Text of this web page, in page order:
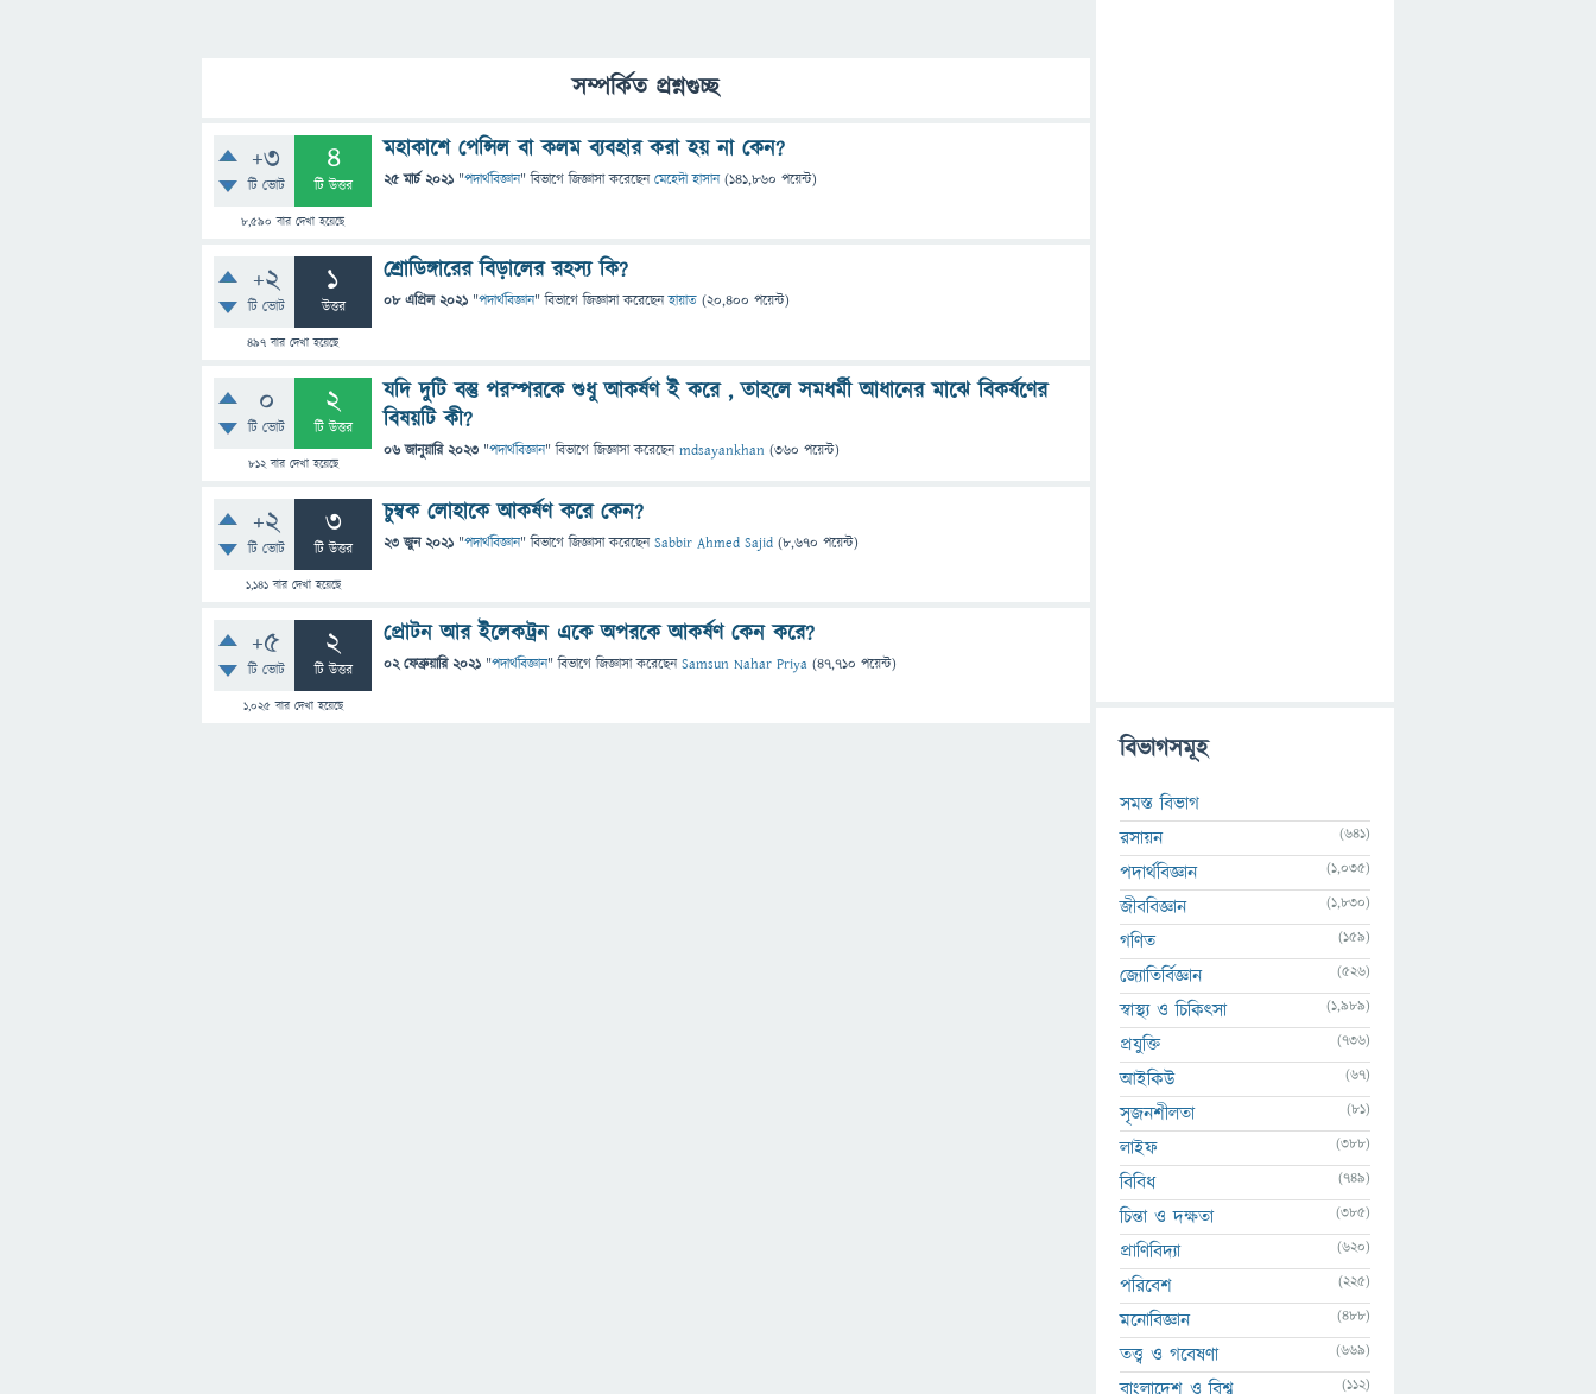
সম্পর্কিত প্রশ্নগুচ্ছ
+3
টি ভোট
4
টি উত্তর
8,590 বার দেখা হয়েছে
মহাকাশে পেন্সিল বা কলম ব্যবহার করা হয় না কেন?
25 মার্চ 2021 "পদার্থবিজ্ঞান" বিভাগে জিজ্ঞাসাকরেছেনমেহেদী হাসান (141,860 পয়েন্ট)
+2
টি ভোট
1
উত্তর
497 বার দেখা হয়েছে
শ্রোডিঙ্গারের বিড়ালের রহস্য কি?
08 এপ্রিল 2021 "পদার্থবিজ্ঞান" বিভাগে জিজ্ঞাসাকরেছেনহায়াত (20,400 পয়েন্ট)
0
টি ভোট
2
টি উত্তর
812বার দেখা হয়েছে
যদি দুটি বস্তু পরস্পরকে শুধু আকর্ষণ ই করে , তাহলে সমধর্মী আধানের মাঝে বিকর্ষণের
বিষয়টি কী?
06 জানুয়ারি 2023 "পদার্থবিজ্ঞান" বিভাগে জিজ্ঞাসাকরেছেনmdsayankhan (360 পয়েন্ট)
+2
টি ভোট
3
টি উত্তর
1,141বার দেখা হয়েছে
চুম্বক লোহাকে আকর্ষণ করে কেন?
23 জুন 2021 "পদার্থবিজ্ঞান" বিভাগে জিজ্ঞাসাকরেছেনSabbir Ahmed Sajid (8,670 পয়েন্ট)
+5
টি ভোট
2
টি উত্তর
1,025বার দেখা হয়েছে
প্রোটন আর ইলেকট্রন একে অপরকে আকর্ষণ কেন করে?
02 ফেব্রুয়ারি 2021 "পদার্থবিজ্ঞান" বিভাগে জিজ্ঞাসাকরেছেনSamsun Nahar Priya (47,710 পয়েন্ট)
বিভাগসমূহ
সমস্ত বিভাগ
রসায়ন
(641)
পদার্থবিজ্ঞান (1,035)
জীববিজ্ঞান (1,830)
গণিত (159)
জ্যোতির্বিজ্ঞান (526)
স্বাস্থ্য ও চিকিৎসা (1,989)
প্রযুক্তি (736)
আইকিউ (67)
সৃজনশীলতা (81)
লাইফ (388)
বিবিধ (749)
চিন্তা ও দক্ষতা (385)
প্রাণিবিদ্যা (620)
পরিবেশ (225)
মনোবিজ্ঞান (488)
তত্ত্ব ও গবেষণা (669)
বাংলাদেশ ও বিশ্ব (112)